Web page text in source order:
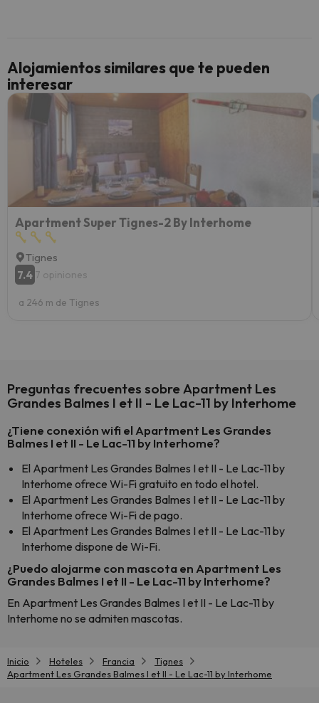
Alojamientos similares que te pueden
interesar
Apartment Super Tignes-2 By Interhome
Tignes
7.4 7 opiniones
a 246 m de Tignes
Preguntas frecuentes sobre Apartment Les
Grandes Balmes I et II - Le Lac-11 by Interhome
¿Tiene conexión wifi el Apartment Les Grandes
Balmes I et II - Le Lac-11 by Interhome?
El Apartment Les Grandes Balmes I et II - Le Lac-11 by
Interhome ofrece Wi-Fi gratuito en todo el hotel.
El Apartment Les Grandes Balmes I et II - Le Lac-11 by
Interhome ofrece Wi-Fi de pago.
El Apartment Les Grandes Balmes I et II - Le Lac-11 by
Interhome dispone de Wi-Fi.
¿Puedo alojarme con mascota en Apartment Les
Grandes Balmes I et II - Le Lac-11 by Interhome?
En Apartment Les Grandes Balmes I et II - Le Lac-11 by
Interhome no se admiten mascotas.
Inicio Hoteles Francia
Tignes
Apartment Les Grandes Balmes I et II - Le Lac-11 by Interhome